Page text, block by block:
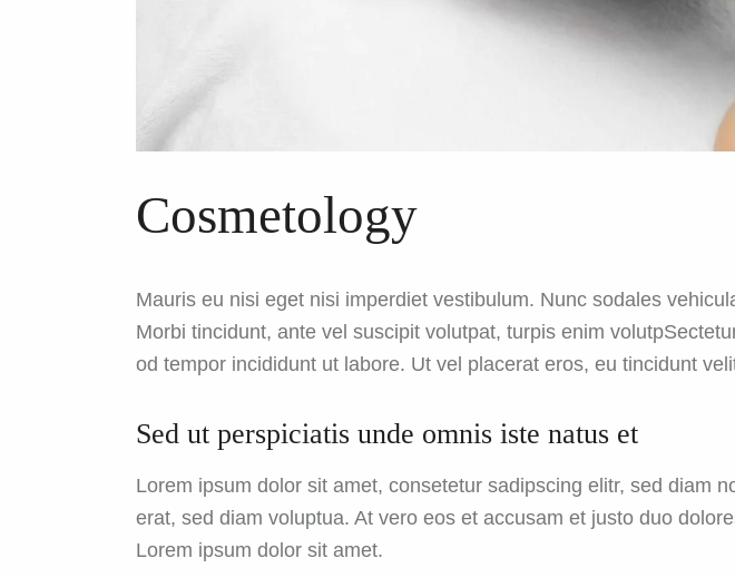
Cosmetology
Mauris eu nisi eget nisi imperdiet vestibulum. Nunc sodales
Morbi tincidunt, ante vel suscipit volutpat, turpis enim
od tempor incididunt ut labore. Ut vel placerat eros, eu tincidunt
Sed ut perspiciatis unde omnis iste natus et
Lorem ipsum dolor sit amet, consetetur sadipscing elitr, sed diam
erat, sed diam voluptua. At vero eos et accusam et justo duo
Lorem ipsum dolor sit amet.